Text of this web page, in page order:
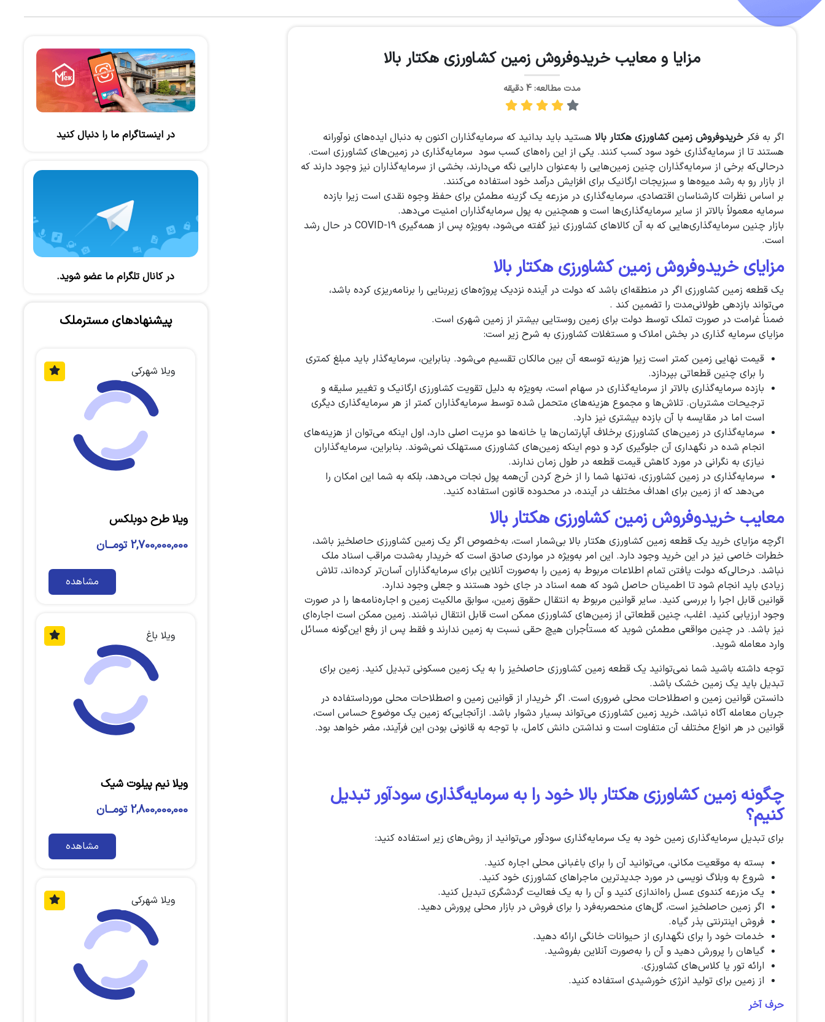
مزایا و معایب خریدوفروش زمین کشاورزی هکتار بالا
مدت مطالعه: 4 دقیقه
اگر به فکر خریدوفروش زمین کشاورزی هکتار بالا هستید باید بدانید که سرمایه‌گذاران اکنون به دنبال ایده‌های نوآورانه
هستند تا از سرمایه‌گذاری خود سود کسب کنند. یکی از این راه‌های کسب سود سرمایه‌گذاری در زمین‌های کشاورزی است.
درحالی‌که برخی از سرمایه‌گذاران چنین زمین‌هایی را به‌عنوان دارایی نگه می‌دارند، بخشی از سرمایه‌گذاران نیز وجود دارند که
از بازار رو به رشد میوه‌ها و سبزیجات ارگانیک برای افزایش درآمد خود استفاده می‌کنند.
بر اساس نظرات کارشناسان اقتصادی، سرمایه‌گذاری در مزرعه یک گزینه مطمئن برای حفظ وجوه نقدی است زیرا بازده
سرمایه معمولاً بالاتر از سایر سرمایه‌گذاری‌ها است و همچنین به پول سرمایه‌گذاران امنیت می‌دهد.
بازار چنین سرمایه‌گذاری‌هایی که به آن کالاهای کشاورزی نیز گفته می‌شود، به‌ویژه پس از همه‌گیری COVID-19 در حال رشد
است.
مزایای خریدوفروش زمین کشاورزی هکتار بالا
یک قطعه زمین کشاورزی اگر در منطقه‌ای باشد که دولت در آینده نزدیک پروژه‌های زیربنایی را برنامه‌ریزی کرده باشد،
می‌تواند بازدهی طولانی‌مدت را تضمین کند .
ضمناً غرامت در صورت تملک توسط دولت برای زمین روستایی بیشتر از زمین شهری است.
مزایای سرمایه گذاری در بخش املاک و مستغلات کشاورزی به شرح زیر است:
قیمت نهایی زمین کمتر است زیرا هزینه توسعه آن بین مالکان تقسیم می‌شود. بنابراین، سرمایه‌گذار باید مبلغ کمتری
را برای چنین قطعاتی بپردازد.
بازده سرمایه‌گذاری بالاتر از سرمایه‌گذاری در سهام است، به‌ویژه به دلیل تقویت کشاورزی ارگانیک و تغییر سلیقه و
ترجیحات مشتریان. تلاش‌ها و مجموع هزینه‌های متحمل شده توسط سرمایه‌گذاران کمتر از هر سرمایه‌گذاری دیگری
است اما در مقایسه با آن بازده بیشتری نیز دارد.
سرمایه‌گذاری در زمین‌های کشاورزی برخلاف آپارتمان‌ها یا خانه‌ها دو مزیت اصلی دارد، اول اینکه می‌توان از هزینه‌های
انجام شده در نگهداری آن جلوگیری کرد و دوم اینکه زمین‌های کشاورزی مستهلک نمی‌شوند. بنابراین، سرمایه‌گذاران
نیازی به نگرانی در مورد کاهش قیمت قطعه در طول زمان ندارند.
سرمایه‌گذاری در زمین کشاورزی، نه‌تنها شما را از خرج کردن آن‌همه پول نجات می‌دهد، بلکه به شما این امکان را
می‌دهد که از زمین برای اهداف مختلف در آینده، در محدوده قانون استفاده کنید.
معایب خریدوفروش زمین کشاورزی هکتار بالا
اگرچه مزایای خرید یک قطعه زمین کشاورزی هکتار بالا بی‌شمار است، به‌خصوص اگر یک زمین کشاورزی حاصلخیز باشد،
خطرات خاصی نیز در این خرید وجود دارد. این امر به‌ویژه در مواردی صادق است که خریدار به‌شدت مراقب اسناد ملک
نباشد. درحالی‌که دولت یافتن تمام اطلاعات مربوط به زمین را به‌صورت آنلاین برای سرمایه‌گذاران آسان‌تر کرده‌اند، تلاش
زیادی باید انجام شود تا اطمینان حاصل شود که همه اسناد در جای خود هستند و جعلی وجود ندارد.
قوانین قابل اجرا را بررسی کنید. سایر قوانین مربوط به انتقال حقوق زمین، سوابق مالکیت زمین و اجاره‌نامه‌ها را در صورت
وجود ارزیابی کنید. اغلب، چنین قطعاتی از زمین‌های کشاورزی ممکن است قابل انتقال نباشند. زمین ممکن است اجاره‌ای
نیز باشد. در چنین مواقعی مطمئن شوید که مستأجران هیچ حقی نسبت به زمین ندارند و فقط پس از رفع این‌گونه مسائل
وارد معامله شوید.
توجه داشته باشید شما نمی‌توانید یک قطعه زمین کشاورزی حاصلخیز را به یک زمین مسکونی تبدیل کنید. زمین برای
تبدیل باید یک زمین خشک باشد.
دانستن قوانین زمین و اصطلاحات محلی ضروری است. اگر خریدار از قوانین زمین و اصطلاحات محلی مورداستفاده در
جریان معامله آگاه نباشد، خرید زمین کشاورزی می‌تواند بسیار دشوار باشد. ازآنجایی‌که زمین یک موضوع حساس است،
قوانین در هر انواع مختلف آن متفاوت است و نداشتن دانش کامل، با توجه به قانونی بودن این فرآیند، مضر خواهد بود.
چگونه زمین کشاورزی هکتار بالا خود را به سرمایه‌گذاری سودآور تبدیل
کنیم؟
برای تبدیل سرمایه‌گذاری زمین خود به یک سرمایه‌گذاری سودآور می‌توانید از روش‌های زیر استفاده کنید:
بسته به موقعیت مکانی، می‌توانید آن را برای باغبانی محلی اجاره کنید.
شروع به وبلاگ نویسی در مورد جدیدترین ماجراهای کشاورزی خود کنید.
یک مزرعه کندوی عسل راه‌اندازی کنید و آن را به یک فعالیت گردشگری تبدیل کنید.
اگر زمین حاصلخیز است، گل‌های منحصربه‌فرد را برای فروش در بازار محلی پرورش دهید.
فروش اینترنتی بذر گیاه.
خدمات خود را برای نگهداری از حیوانات خانگی ارائه دهید.
گیاهان را پرورش دهید و آن را به‌صورت آنلاین بفروشید.
ارائه تور یا کلاس‌های کشاورزی.
از زمین برای تولید انرژی خورشیدی استفاده کنید.
حرف آخر
در اینستاگرام ما را دنبال کنید
در کانال تلگرام ما عضو شوید.
پیشنهادهای مسترملک
ویلا شهرکی
ویلا طرح دوبلکس
2,700,000,000 تومــان
مشاهده
ویلا باغ
ویلا نیم پیلوت شیک
2,800,000,000 تومــان
مشاهده
ویلا شهرکی